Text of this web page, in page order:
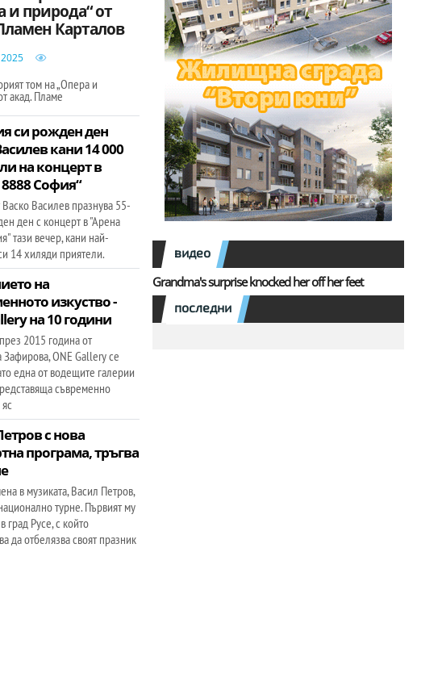
и природа“ от
Карталов
том на „Опера и
акад. Пламе
си рожден ден
кани 14 000
на концерт в
София“
Васко Василев празнува 55-
ден с концерт в "Арена
тази вечер, кани най-
14 хиляди приятели.
на
изкуство -
на 10 години
2015 година от
Зафирова, ONE Gallery се
една от водещите галерии
съвременно
с нова
програма, тръгва
в музиката, Васил Петров,
турне. Първият му
град Русе, с който
да отбелязва своят празник
видео
Grandma's surprise knocked her off her feet
последни